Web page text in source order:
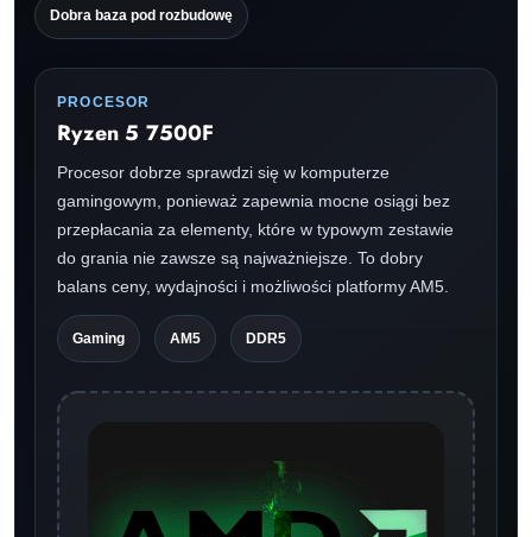
Dobra baza pod rozbudowę
PROCESOR
Ryzen 5 7500F
Procesor dobrze sprawdzi się w komputerze
gamingowym, ponieważ zapewnia mocne osiągi bez
przepłacania za elementy, które w typowym zestawie
do grania nie zawsze są najważniejsze. To dobry
balans ceny, wydajności i możliwości platformy AM5.
Gaming AM5 DDR5